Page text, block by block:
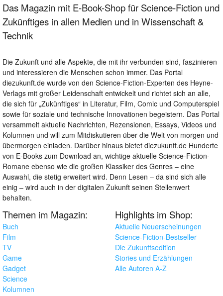
Das Magazin mit E-Book-Shop für Science-Fiction und
Zukünftiges in allen Medien und in Wissenschaft &
Technik
Die Zukunft und alle Aspekte, die mit ihr verbunden sind, faszinieren
und interessieren die Menschen schon immer. Das Portal
diezukunft.de wurde von den Science-Fiction-Experten des Heyne-
Verlags mit großer Leidenschaft entwickelt und richtet sich an alle,
die sich für „Zukünftiges“ in Literatur, Film, Comic und Computerspiel
sowie für soziale und technische Innovationen begeistern. Das Portal
versammelt aktuelle Nachrichten, Rezensionen, Essays, Videos und
Kolumnen und will zum Mitdiskutieren über die Welt von morgen und
übermorgen einladen. Darüber hinaus bietet diezukunft.de Hunderte
von E-Books zum Download an, wichtige aktuelle Science-Fiction-
Romane ebenso wie die großen Klassiker des Genres – eine
Auswahl, die stetig erweitert wird. Denn Lesen – da sind sich alle
einig – wird auch in der digitalen Zukunft seinen Stellenwert
behalten.
Themen im Magazin:
Buch
Film
TV
Game
Gadget
Science
Kolumnen
Highlights im Shop:
Aktuelle Neuerscheinungen
Science-Fiction-Bestseller
Die Zukunftsedition
Stories und Erzählungen
Alle Autoren A-Z